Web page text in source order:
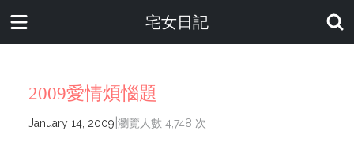
宅女日記
2009愛情煩惱題
January 14, 2009 瀏覽人數 4,748 次